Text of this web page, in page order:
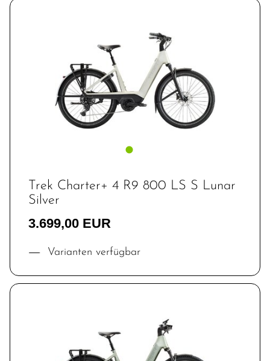
Trek Charter+ 4 R9 800 LS S Lunar
Silver
3.699,00 EUR
Varianten verfügbar